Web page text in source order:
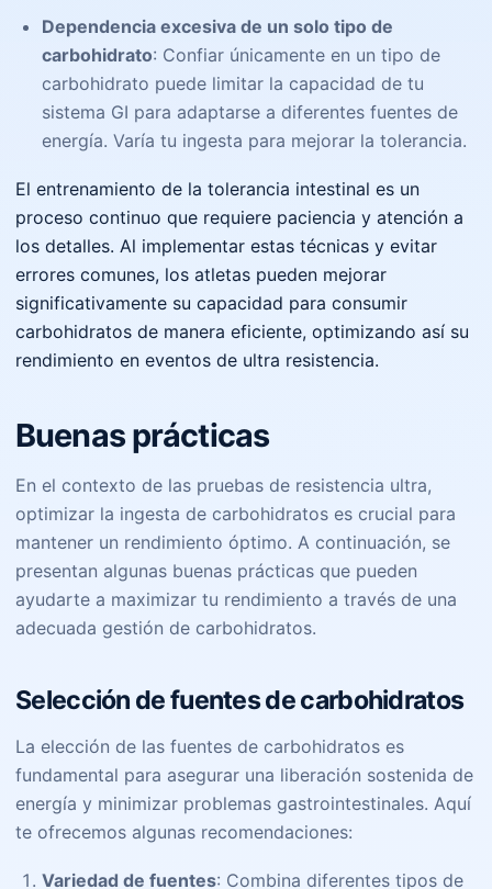
Dependencia excesiva de un solo tipo de
carbohidrato: Confiar únicamente en un tipo de
carbohidrato puede limitar la capacidad de tu
sistema GI para adaptarse a diferentes fuentes de
energía. Varía tu ingesta para mejorar la tolerancia.
El entrenamiento de la tolerancia intestinal es un
proceso continuo que requiere paciencia y atención a
los detalles. Al implementar estas técnicas y evitar
errores comunes, los atletas pueden mejorar
significativamente su capacidad para consumir
carbohidratos de manera eficiente, optimizando así su
rendimiento en eventos de ultra resistencia.
Buenas prácticas
En el contexto de las pruebas de resistencia ultra,
optimizar la ingesta de carbohidratos es crucial para
mantener un rendimiento óptimo. A continuación, se
presentan algunas buenas prácticas que pueden
ayudarte a maximizar tu rendimiento a través de una
adecuada gestión de carbohidratos.
Selección de fuentes de carbohidratos
La elección de las fuentes de carbohidratos es
fundamental para asegurar una liberación sostenida de
energía y minimizar problemas gastrointestinales. Aquí
te ofrecemos algunas recomendaciones:
Variedad de fuentes: Combina diferentes tipos de